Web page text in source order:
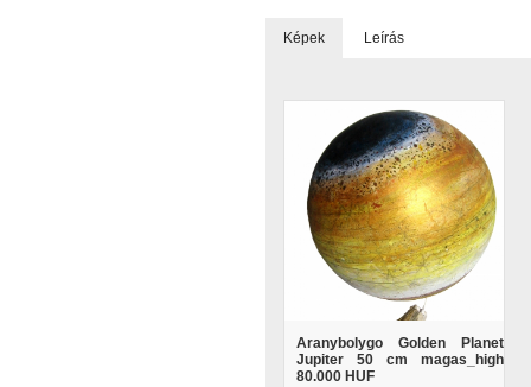
Képek Leírás
Aranybolygo Golden Planet
Jupiter 50 cm magas_high
80.000 HUF